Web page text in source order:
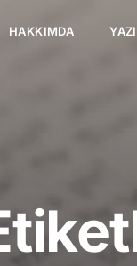
HAKKIMDA